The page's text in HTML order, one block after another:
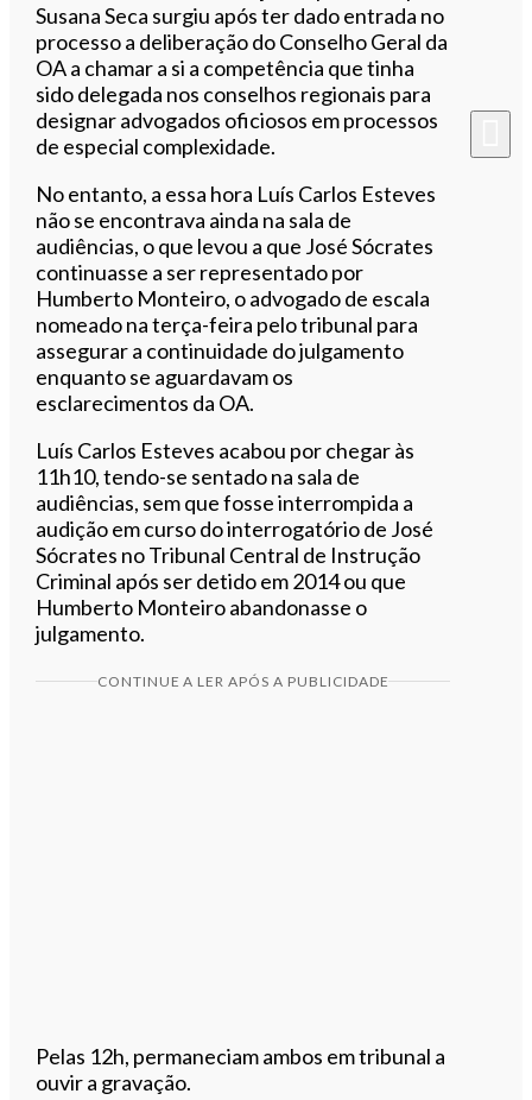
Susana Seca surgiu após ter dado entrada no
processo a deliberação do Conselho Geral da
OA a chamar a si a competência que tinha
sido delegada nos conselhos regionais para
designar advogados oficiosos em processos
de especial complexidade.
No entanto, a essa hora Luís Carlos Esteves
não se encontrava ainda na sala de
audiências, o que levou a que José Sócrates
continuasse a ser representado por
Humberto Monteiro, o advogado de escala
nomeado na terça-feira pelo tribunal para
assegurar a continuidade do julgamento
enquanto se aguardavam os
esclarecimentos da OA.
Luís Carlos Esteves acabou por chegar às
11h10, tendo-se sentado na sala de
audiências, sem que fosse interrompida a
audição em curso do interrogatório de José
Sócrates no Tribunal Central de Instrução
Criminal após ser detido em 2014 ou que
Humberto Monteiro abandonasse o
julgamento.
CONTINUE A LER APÓS A PUBLICIDADE
Pelas 12h, permaneciam ambos em tribunal a
ouvir a gravação.